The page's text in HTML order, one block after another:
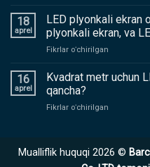
sifatli
displey
qanday
18
aprel
LED plyonkali ekran
plyonkali ekran, va
Fikrlar oʻchirilgan
plyonkali
va
16
aprel
Kvadrat metr uchun
qancha?
Fikrlar oʻchirilgan
LED
Mualliflik huquqi 2026 ©